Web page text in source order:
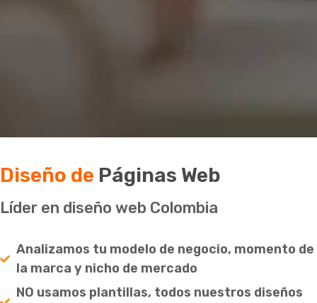
Diseño de Páginas Web
Líder en diseño web Colombia
Analizamos tu modelo de negocio, momento de
la marca y nicho de mercado
NO usamos plantillas, todos nuestros diseños